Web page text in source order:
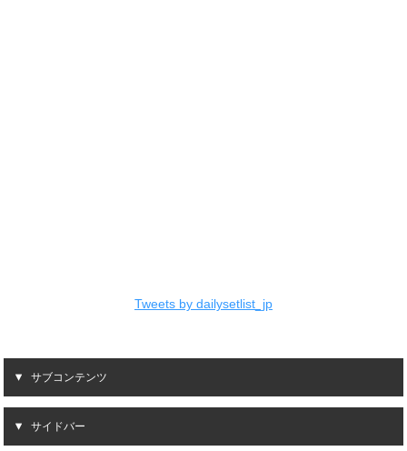
Tweets by dailysetlist_jp
サブコンテンツ
サイドバー